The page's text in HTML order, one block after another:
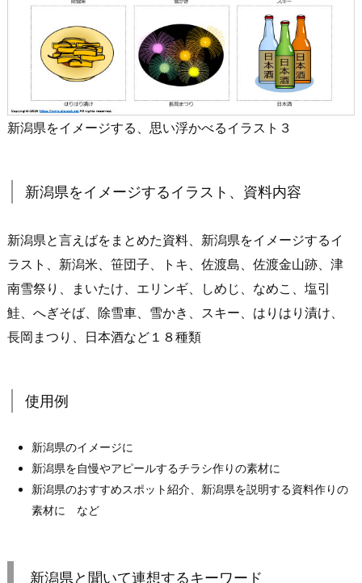
新潟県をイメージする、思い浮かべるイラスト３
新潟県をイメージするイラスト、資料内容
新潟県と言えばをまとめた資料、新潟県をイメージするイ
ラスト、新潟米、笹団子、トキ、佐渡島、佐渡金山跡、津
南雪祭り、まいたけ、エリンギ、しめじ、なめこ、塩引
鮭、へぎそば、除雪車、雪かき、スキー、はりはり漬け、
長岡まつり、日本酒など１８種類
使用例
新潟県のイメージに
新潟県を自慢やアピールするチラシ作りの素材に
新潟県のおすすめスポット紹介、新潟県を説明する資料作りの
素材に など
新潟県と聞いて連想するキーワード